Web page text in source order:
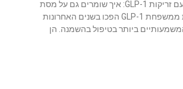
ירידה במשקל עם זריקות GLP-1: איך שומרים גם על מסת
השריר? זריקות ממשפחת GLP-1 הפכו בשנים האחרונות
ביותר בטיפול בהשמנה. הן